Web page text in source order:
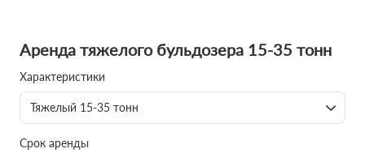
Аренда тяжелого бульдозера 15-35 тонн
Характеристики
Тяжелый 15-35 тонн
Срок аренды